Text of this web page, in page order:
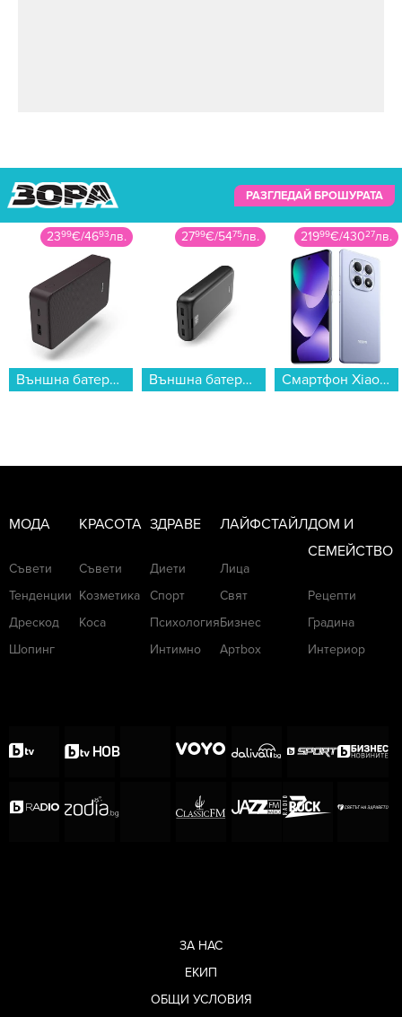
РАЗГЛЕДАЙ БРОШУРАТА
2799€/5475лв.
Външна батерия Hama 201711 Performance 24 24000 mAh...
21999€/43027лв.
Смартфон Xiaomi REDMI NOTE 15 256/8 PURPLE , 256 GB, 8 GB...
11999€/23469лв.
Готварска печка (мини) Finlux FMC-4555GL...
МОДА
Съвети
Тенденции
Дрескод
Шопинг
КРАСОТА
Съвети
Козметика
Коса
ЗДРАВЕ
Диети
Спорт
Психология
Интимно
ЛАЙФСТАЙЛ
Лица
Свят
Бизнес
Артbox
ДОМ И
СЕМЕЙСТВО
Рецепти
Градина
Интериор
ЗА НАС
ЕКИП
ОБЩИ УСЛОВИЯ